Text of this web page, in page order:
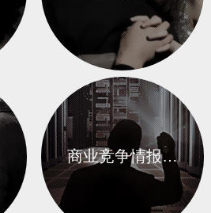
商业竞争情报…